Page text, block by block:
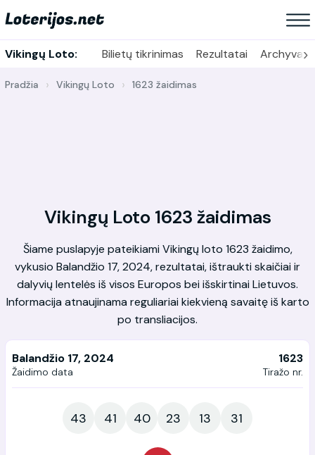
Vikingų Loto: Bilietų tikrinimas Rezultatai Archyvas
›
Pradžia Vikingų Loto 1623 žaidimas
Vikingų Loto 1623 žaidimas
Šiame puslapyje pateikiami Vikingų loto 1623 žaidimo,
vykusio Balandžio 17, 2024, rezultatai, ištraukti skaičiai ir
dalyvių lentelės iš visos Europos bei išskirtinai Lietuvos.
Informacija atnaujinama reguliariai kiekvieną savaitę iš karto
po transliacijos.
Balandžio 17, 2024
Žaidimo data
1623
Tiražo nr.
43 41 40 23 13 31